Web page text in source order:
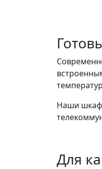
Наши
Для